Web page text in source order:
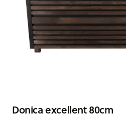
Donica excellent 80cm